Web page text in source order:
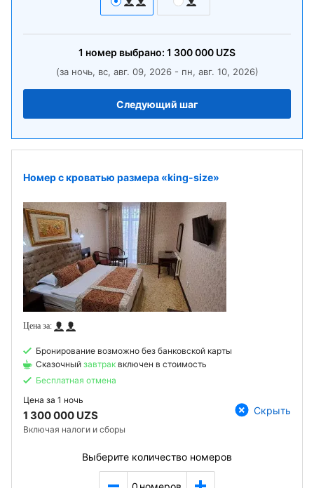
1 номер выбрано: 1 300 000 UZS
(за ночь, вс, авг. 09, 2026 - пн, авг. 10, 2026)
Следующий шаг
Номер с кроватью размера «king-size»
Бронирование возможно без банковской карты
Сказочный завтрак включен в стоимость
Бесплатная отмена
Цена за 1 ночь
1 300 000 UZS
Включая налоги и сборы
Скрыть
Выберите количество номеров